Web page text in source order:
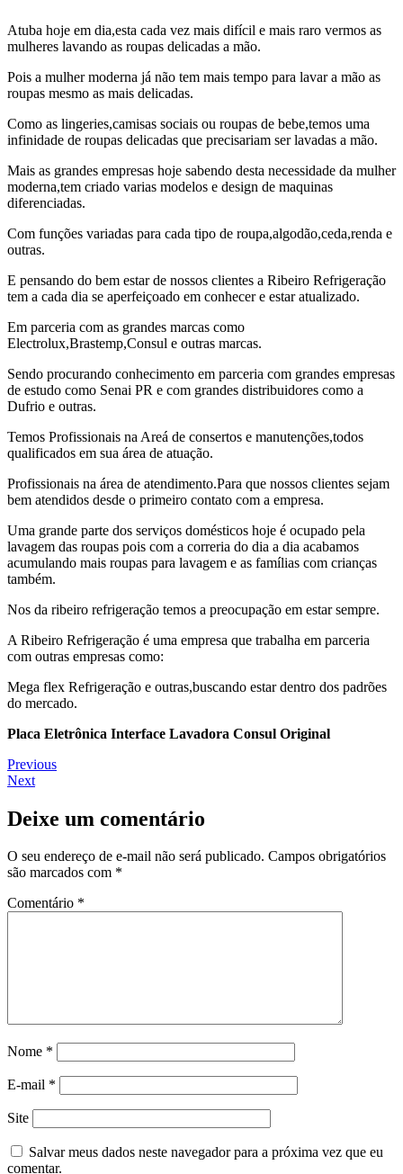
Atuba hoje em dia,esta cada vez mais difícil e mais raro vermos as
mulheres lavando as roupas delicadas a mão.
Pois a mulher moderna já não tem mais tempo para lavar a mão as
roupas mesmo as mais delicadas.
Como as lingeries,camisas sociais ou roupas de bebe,temos uma
infinidade de roupas delicadas que precisariam ser lavadas a mão.
Mais as grandes empresas hoje sabendo desta necessidade da mulher
moderna,tem criado varias modelos e design de maquinas
diferenciadas.
Com funções variadas para cada tipo de roupa,algodão,ceda,renda e
outras.
E pensando do bem estar de nossos clientes a Ribeiro Refrigeração
tem a cada dia se aperfeiçoado em conhecer e estar atualizado.
Em parceria com as grandes marcas como
Electrolux,Brastemp,Consul e outras marcas.
Sendo procurando conhecimento em parceria com grandes empresas
de estudo como Senai PR e com grandes distribuidores como a
Dufrio e outras.
Temos Profissionais na Areá de consertos e manutenções,todos
qualificados em sua área de atuação.
Profissionais na área de atendimento.Para que nossos clientes sejam
bem atendidos desde o primeiro contato com a empresa.
Uma grande parte dos serviços domésticos hoje é ocupado pela
lavagem das roupas pois com a correria do dia a dia acabamos
acumulando mais roupas para lavagem e as famílias com crianças
também.
Nos da ribeiro refrigeração temos a preocupação em estar sempre.
A Ribeiro Refrigeração é uma empresa que trabalha em parceria
com outras empresas como:
Mega flex Refrigeração e outras,buscando estar dentro dos padrões
do mercado.
Placa Eletrônica Interface Lavadora Consul Original
Navegação
de
Post
PreviousPrevious
NextNext
Deixe um comentário
O seu endereço de e-mail não será publicado. Campos obrigatórios
são marcados com *
Comentário *
Nome *
E-mail *
Site
Salvar meus dados neste navegador para a próxima vez que eu
comentar.